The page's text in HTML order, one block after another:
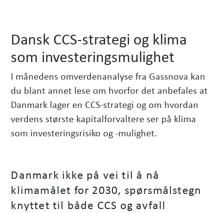
Dansk CCS-strategi og klima
som investeringsmulighet
I månedens omverdenanalyse fra Gassnova kan
du blant annet lese om hvorfor det anbefales at
Danmark lager en CCS-strategi og om hvordan
verdens største kapitalforvaltere ser på klima
som investeringsrisiko og -mulighet.
Danmark ikke på vei til å nå
klimamålet for 2030, spørsmålstegn
knyttet til både CCS og avfall